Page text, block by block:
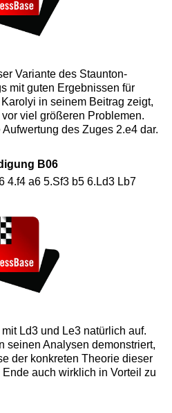
Variante des Staunton-
mit guten Ergebnissen für
in seinem Beitrag zeigt,
viel größeren Problemen.
des Zuges 2.e4 dar.
B06
4.f4 a6 5.Sf3 b5 6.Ld3 Lb7
Ld3 und Le3 natürlich auf.
seinen Analysen demonstriert,
der konkreten Theorie dieser
auch wirklich in Vorteil zu